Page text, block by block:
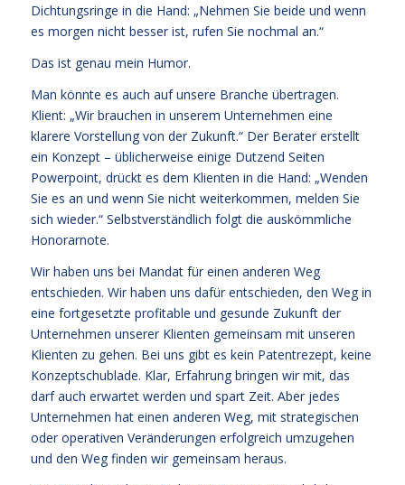
Dichtungsringe in die Hand: „Nehmen Sie beide und wenn
es morgen nicht besser ist, rufen Sie nochmal an.“
Das ist genau mein Humor.
Man könnte es auch auf unsere Branche übertragen.
Klient: „Wir brauchen in unserem Unternehmen eine
klarere Vorstellung von der Zukunft.“ Der Berater erstellt
ein Konzept – üblicherweise einige Dutzend Seiten
Powerpoint, drückt es dem Klienten in die Hand: „Wenden
Sie es an und wenn Sie nicht weiterkommen, melden Sie
sich wieder.“ Selbstverständlich folgt die auskömmliche
Honorarnote.
Wir haben uns bei Mandat für einen anderen Weg
entschieden. Wir haben uns dafür entschieden, den Weg in
eine fortgesetzte profitable und gesunde Zukunft der
Unternehmen unserer Klienten gemeinsam mit unseren
Klienten zu gehen. Bei uns gibt es kein Patentrezept, keine
Konzeptschublade. Klar, Erfahrung bringen wir mit, das
darf auch erwartet werden und spart Zeit. Aber jedes
Unternehmen hat einen anderen Weg, mit strategischen
oder operativen Veränderungen erfolgreich umzugehen
und den Weg finden wir gemeinsam heraus.